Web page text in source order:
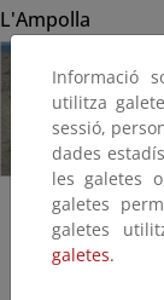
L'Ampolla
Obras de
en varios
Informació
utilitza
sessió,
dades
les galetes
galetes
galetes
galetes.